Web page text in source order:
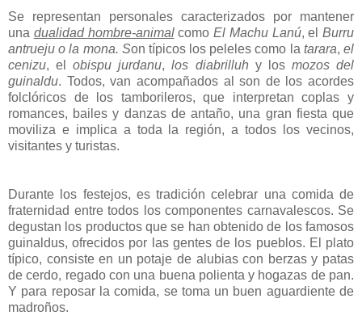
Se representan personales caracterizados por mantener
una dualidad hombre-animalcomo El Machu Lanú, el Burru
antrueju o la mona. Son típicos los peleles como la tarara,el
cenizu, elobispu jurdanu,los diabrilluh y los mozos del
guinaldu. Todos, van acompañados al son de los acordes
folclóricos de los tamborileros, que interpretan coplas y
romances, bailes y danzas de antaño, una gran fiesta que
moviliza e implica a toda la región, a todos los vecinos,
visitantes y turistas.
Durante los festejos, es tradición celebrar una comida de
fraternidad entre todos los componentes carnavalescos. Se
degustan los productos que se han obtenido de los famosos
guinaldus, ofrecidos por las gentes de los pueblos. El plato
típico, consiste en un potaje de alubias con berzas y patas
de cerdo, regado con una buena polienta y hogazas de pan.
Y para reposar la comida, se toma un buen aguardiente de
madroños.